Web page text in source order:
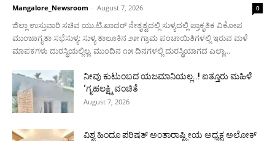
Mangalore_Newsroom - August 7, 2026 0
ಜಿಲ್ಲಾ ಉಸ್ತುವಾರಿ ಸಚಿವ ಯು.ಟಿ.ಖಾದರ್ ನೇತೃತ್ವದಲ್ಲಿ ಸುಳ್ಯದಲ್ಲಿ ಪ್ರಾಕೃತಿಕ ವಿಕೋಪ
ಮುಂಜಾಗೃತಾ ಸಭೆಸುಳ್ಯ: ಸುಳ್ಯ ತಾಲೂಕಿನ ೨೫ ಗ್ರಾಮ ಪಂಚಾಯಿತಿಗಳಲ್ಲಿ ಇರುವ ಮಳೆ
ಮಾಪಕಗಳು ದುರಸ್ಥಿಯಲ್ಲಿಲ್ಲ. ಮುಂದಿನ ೧೫ ದಿನಗಳಲ್ಲಿ ದುರಸ್ಥಿಯಾಗದ ಎಲ್ಲಾ...
ನೀವು ಕುಟುಂಬದ ಯಜಮಾನಿಯಲ್ಲ..! ಐತ್ತೂರು ಮಹಿಳೆ
‘ಗೃಹಲಕ್ಷ್ಮಿ ವಂಚಿತೆ
August 7, 2026
ವಿಶ್ವ ಹಿಂದೂ ಪರಿಷತ್ ಅಂತಾರಾಷ್ಟ್ರೀಯ ಅಧ್ಯಕ್ಷ ಅಲೋಕ್